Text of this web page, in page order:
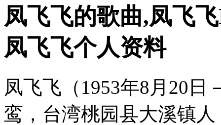
凤飞飞的歌曲,凤飞
凤飞飞个人资料
凤飞飞（1953年8月20日
鸾，台湾桃园县大溪镇